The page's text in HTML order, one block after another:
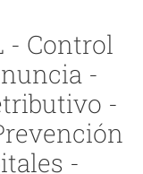
- Control
-
-
-